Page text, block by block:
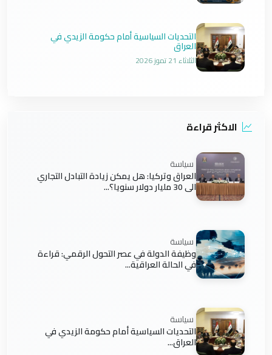
التحديات السياسية أمام حكومة الزيدي في
العراق
الثلاثاء 21 تموز 2026
الاكثر قراءة
سياسة
العراق وتركيا: هل يمكن زيادة التبادل التجاري
الى 30 مليار دولار سنويا؟...
سياسة
وظيفة الدولة في عصر التحول الرقمي: قراءة
في الحالة العراقية...
سياسة
التحديات السياسية أمام حكومة الزيدي في
العراق...